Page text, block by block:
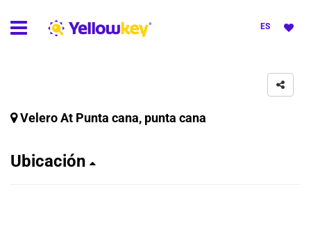
ES
Velero At Punta cana, punta cana
Ubicación